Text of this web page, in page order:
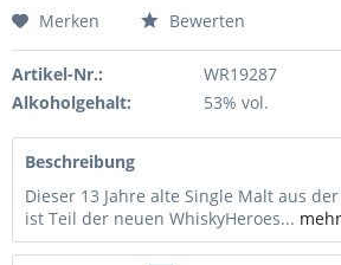
Merken Bewerten
Artikel-Nr.:
WR19287
Alkoholgehalt:
53% vol.
Beschreibung
Dieser 13 Jahre alte Single Malt aus
ist Teil der neuen WhiskyHeroes... mehr